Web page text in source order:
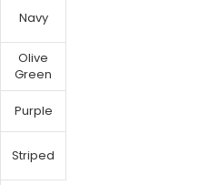
Navy
Olive
Green
Purple
Striped